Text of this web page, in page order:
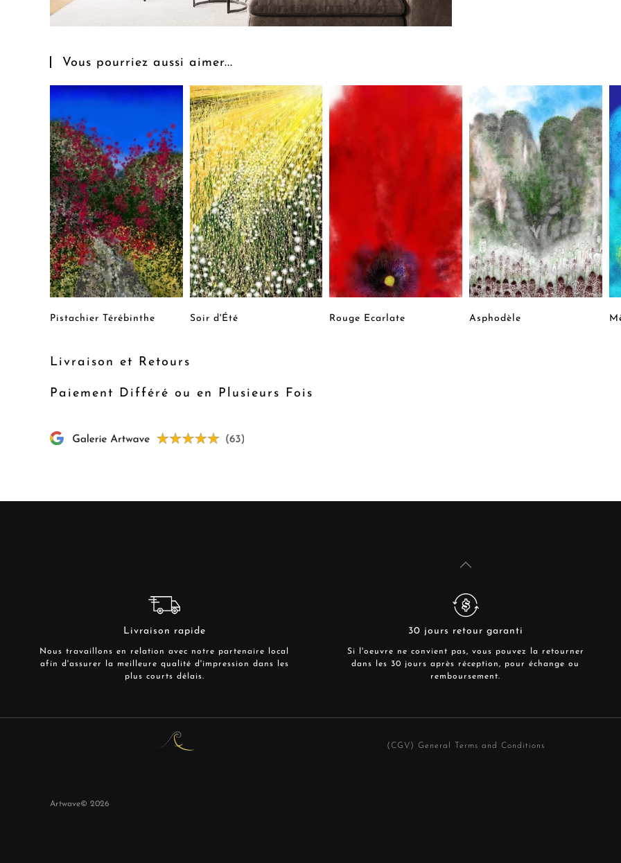
Vous pourriez aussi aimer...
Pistachier Térébinthe Soir d'Été Rouge Ecarlate Asphodèle
Livraison et Retours
Paiement Différé ou en Plusieurs Fois
Livraison rapide
Nous travaillons en relation avec notre partenaire local
afin d'assurer la meilleure qualité d'impression dans les
plus courts délais.
30 jours retour garanti
Si l'oeuvre ne convient pas, vous pouvez la retourner
dans les 30 jours après réception, pour échange ou
remboursement.
(CGV) General Terms and Conditions
Artwave© 2026